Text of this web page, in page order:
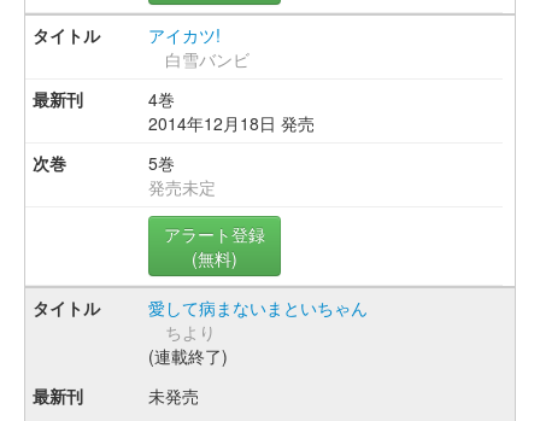
アイカツ!
白雪バンビ
4巻
2014年12月18日 発売
5巻
発売未定
アラート登録
(無料)
愛して病まないまといちゃん
ちより
(連載終了)
未発売